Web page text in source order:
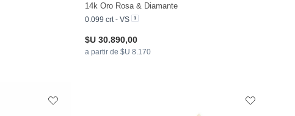
14k Oro Rosa & Diamante
0.099 crt - VS
$U 30.890,00
a partir de $U 8.170